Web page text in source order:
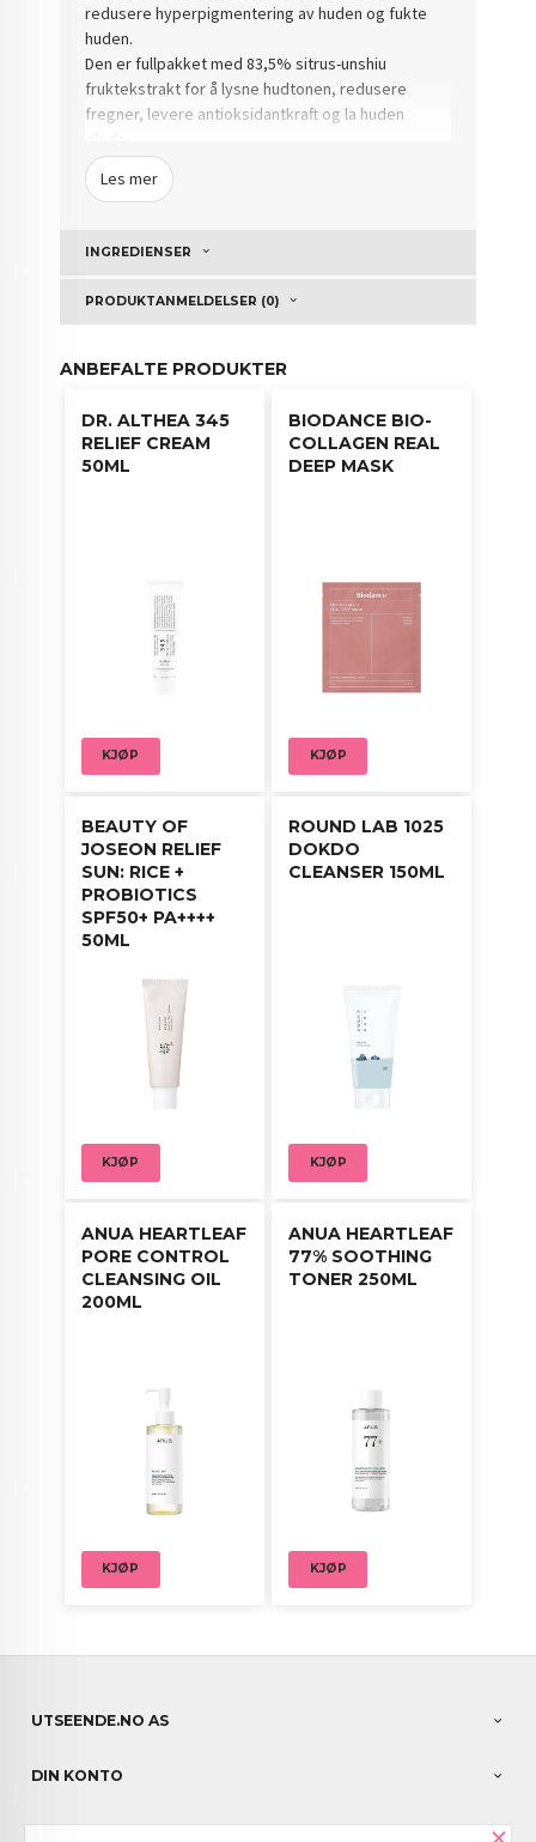
redusere hyperpigmentering av huden og fukte
huden.
Den er fullpakket med 83,5% sitrus-unshiu
fruktekstrakt for å lysne hudtonen, redusere
fregner, levere antioksidantkraft og la huden
Inneholder 9,7% Tremella Fuciformis ekstrakt med
høy vannretensjon, etterfyller intens fuktighet til
overflateaktive stoffer og allergener.
Produktet er dermatologisk testet.
Brukerveiledning:
3. Kan brukes morgen og kveld.
Les mer
INGREDIENSER
PRODUKTANMELDELSER (0)
ANBEFALTE PRODUKTER
DR. ALTHEA 345
RELIEF CREAM
50ML
KJØP
BIODANCE BIO-
COLLAGEN REAL
DEEP MASK
KJØP
BEAUTY OF
JOSEON RELIEF
SUN: RICE +
PROBIOTICS
SPF50+ PA++++
50ML
KJØP
ROUND LAB 1025
DOKDO
CLEANSER 150ML
KJØP
ANUA HEARTLEAF
PORE CONTROL
CLEANSING OIL
200ML
KJØP
ANUA HEARTLEAF
77% SOOTHING
TONER 250ML
KJØP
UTSEENDE.NO AS
DIN KONTO
NYHETSBREV